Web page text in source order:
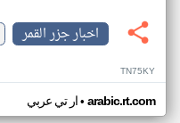
اخبار جزر القمر
TN75KY
ار تي عربي• arabic.rt.com